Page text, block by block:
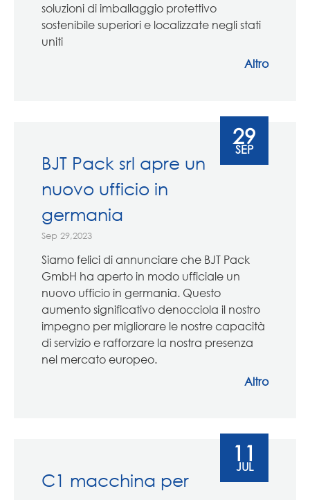
soluzioni di imballaggio protettivo
sostenibile superiori e localizzate negli stati
uniti
Altro
BJT Pack srl apre un
nuovo ufficio in
germania
Sep 29,2023
Siamo felici di annunciare che BJT Pack
GmbH ha aperto in modo ufficiale un
nuovo ufficio in germania. Questo
aumento significativo denocciola il nostro
impegno per migliorare le nostre capacità
di servizio e rafforzare la nostra presenza
nel mercato europeo.
Altro
29
SEP
C1 macchina per
11
JUL